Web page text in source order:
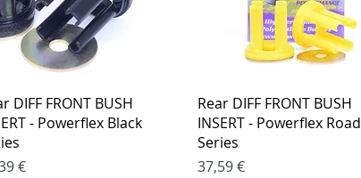
Greita peržiūra
DIFF FRONT BUSH
- Powerflex Black
€
Greita peržiūra
Rear DIFF FRONT BUSH
INSERT - Powerflex Road
Series
Kaina
37,59 €